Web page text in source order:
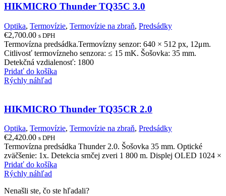
HIKMICRO Thunder TQ35C 3.0
Optika, Termovízie, Termovízie na zbraň, Predsádky
€2,700.00 s DPH
Termovízna predsádka.Termovízny senzor: 640 × 512 px, 12μm.
Citlivosť termovízneho senzora: ≤ 15 mK. Šošovka: 35 mm.
Detekčná vzdialenosť: 1800
Pridať do košíka
Rýchly náhľad
HIKMICRO Thunder TQ35CR 2.0
Optika, Termovízie, Termovízie na zbraň, Predsádky
€2,420.00 s DPH
Termovízna predsádka Thunder 2.0. Šošovka 35 mm. Optické
zväčšenie: 1x. Detekcia srnčej zveri 1 800 m. Displej OLED 1024 ×
Pridať do košíka
Rýchly náhľad
Nenašli ste, čo ste hľadali?